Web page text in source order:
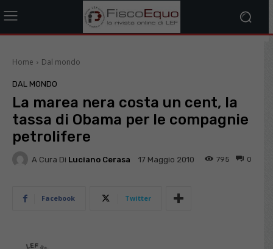
Home Dal mondo
DAL MONDO
La marea nera costa un cent, la
tassa di Obama per le compagnie
petrolifere
A Cura Di Luciano Cerasa 17 Maggio 2010 0
795
Facebook Twitter